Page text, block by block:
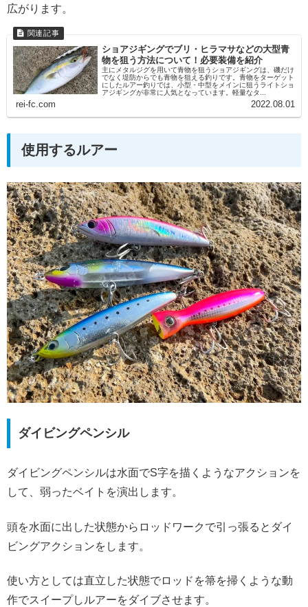
広がります。
ショアジギングでブリ・ヒラマサなどの大型青
物を狙う方法について！必要装備を紹介
主にメタルジグを用いて青物を狙うショアジギングは、磯だけ
でなく堤防からでも青物を狙える釣りです。青物をターゲット
にしたルアー釣りでは、小型・中型をメインに狙うライトショ
アジギングが非常に人気となっています。軽量なタ...
rei-fc.com 2022.08.01
使用するルアー
ダイビングペンシル
ダイビングペンシルは水面でS字を描くようなアクションを
して、弱ったベイトを演出します。
頭を水面に出した状態からロッドワークで引っ張るとダイ
ビングアクションをします。
使い方としては直立した状態でロッドを箒を掃くような動
作でスイープしルアーをダイブさせます。